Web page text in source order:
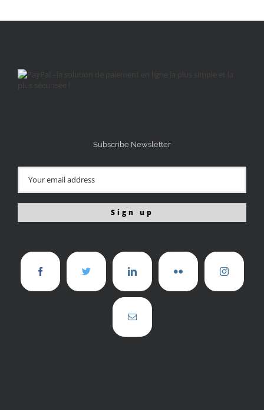
Subscribe Newsletter